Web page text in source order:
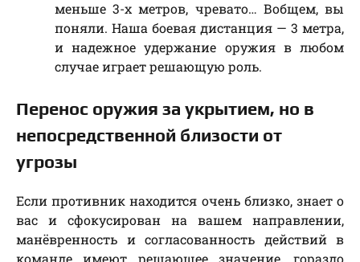
меньше 3-х метров, чревато… Вобщем, вы
поняли. Наша боевая дистанция — 3 метра,
и надежное удержание оружия в любом
случае играет решающую роль.
Перенос оружия за укрытием, но в
непосредственной близости от
угрозы
Если противник находится очень близко, знает о
вас и сфокусирован на вашем направлении,
манёвренность и согласованность действий в
команде имеют решающее значение, гораздо